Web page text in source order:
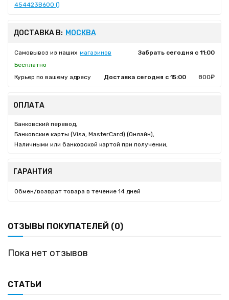
454423B600 ()
ДОСТАВКА В: МОСКВА
Самовывоз из наших магазинов
Забрать сегодня с 11:00
Бесплатно
Курьер по вашему адресу
Доставка сегодня с 15:00 800₽
ОПЛАТА
Банковский перевод,
Банковские карты (Visa, MasterCard) (Онлайн),
Наличными или банковской картой при получении,
ГАРАНТИЯ
Обмен/возврат товара в течение 14 дней
ОТЗЫВЫ ПОКУПАТЕЛЕЙ (0)
Пока нет отзывов
СТАТЬИ